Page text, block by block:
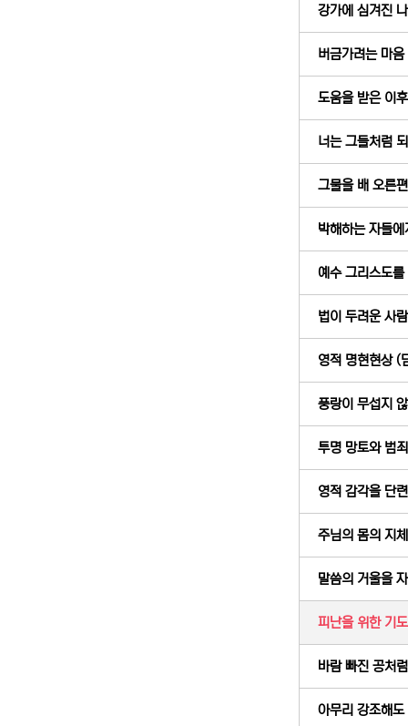
강가에 심겨진
버금가려는 마
도움을 받은 이
너는 그들처럼
그물을 배 오른
박해하는 자들
예수 그리스도
법이 두려운 사
영적 명현현상
풍랑이 무섭지
투명 망토와 범
영적 감각을 단
주님의 몸의 지
말씀의 거울을
피난을 위한 기
바람 빠진 공처
아무리 강조해